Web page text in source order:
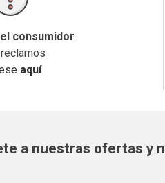
consumidor
aquí
a nuestras ofertas y